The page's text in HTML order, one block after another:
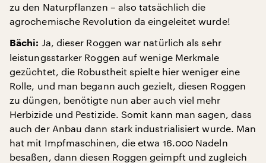
zu den Naturpflanzen – also tatsächlich die
agrochemische Revolution da eingeleitet wurde!
Bächi: Ja, dieser Roggen war natürlich als sehr
leistungsstarker Roggen auf wenige Merkmale
gezüchtet, die Robustheit spielte hier weniger eine
Rolle, und man begann auch gezielt, diesen Roggen
zu düngen, benötigte nun aber auch viel mehr
Herbizide und Pestizide. Somit kann man sagen, dass
auch der Anbau dann stark industrialisiert wurde. Man
hat mit Impfmaschinen, die etwa 16.000 Nadeln
besaßen, dann diesen Roggen geimpft und zugleich